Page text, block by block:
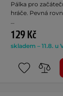
Pálka pro
hráče. Pevná
…
129 Kč
skladem – 11.8. u